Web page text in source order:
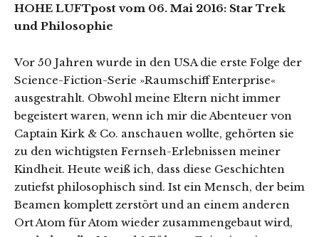
HOHE LUFTpost vom 06. Mai 2016: Star Trek
und Philosophie
Vor 50 Jahren wurde in den USA die erste Folge der
Science-Fiction-Serie »Raumschiff Enterprise«
ausgestrahlt. Obwohl meine Eltern nicht immer
begeistert waren, wenn ich mir die Abenteuer von
Captain Kirk & Co. anschauen wollte, gehörten sie
zu den wichtigsten Fernseh-Erlebnissen meiner
Kindheit. Heute weiß ich, dass diese Geschichten
zutiefst philosophisch sind. Ist ein Mensch, der beim
Beamen komplett zerstört und an einem anderen
Ort Atom für Atom wieder zusammengebaut wird,